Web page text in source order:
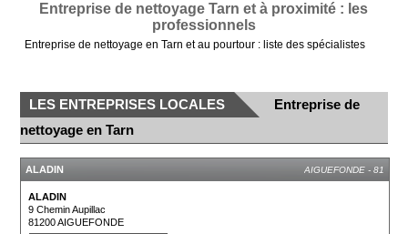
Entreprise de nettoyage Tarn et à proximité : les
professionnels
Entreprise de nettoyage en Tarn et au pourtour : liste des spécialistes
LES ENTREPRISES LOCALES
Entreprise de
nettoyage en Tarn
ALADIN AIGUEFONDE - 81
ALADIN
9 Chemin Aupillac
81200AIGUEFONDE